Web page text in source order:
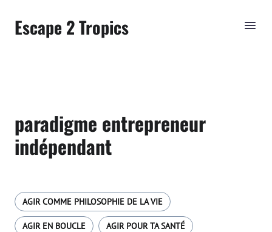
Escape 2 Tropics
paradigme entrepreneur
indépendant
AGIR COMME PHILOSOPHIE DE LA VIE
AGIR EN BOUCLE AGIR POUR TA SANTÉ